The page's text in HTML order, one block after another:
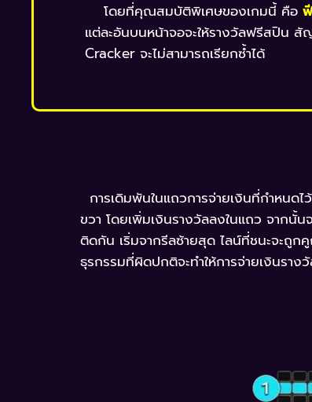
โดยที่คุณสมบัติพิเศษของเกมนี้ คือ
แต่ละอันบนหน้าจอจะให้รางวัลฟรีสปิน
Cracker จะไม่สามารถเรียกซ้ำได้
การเดิมพันในแถวการจ่ายเงินที่กำหน
ขวา โดยเพิ่มเงินรางวัลลงในแถว จาก
ติดกัน เริ่มจากรีลซ้ายสุด ไลน์ที่ชนะจะถูก
ธุรกรรมที่ผิดปกติจะทำให้การจ่ายเงินราง